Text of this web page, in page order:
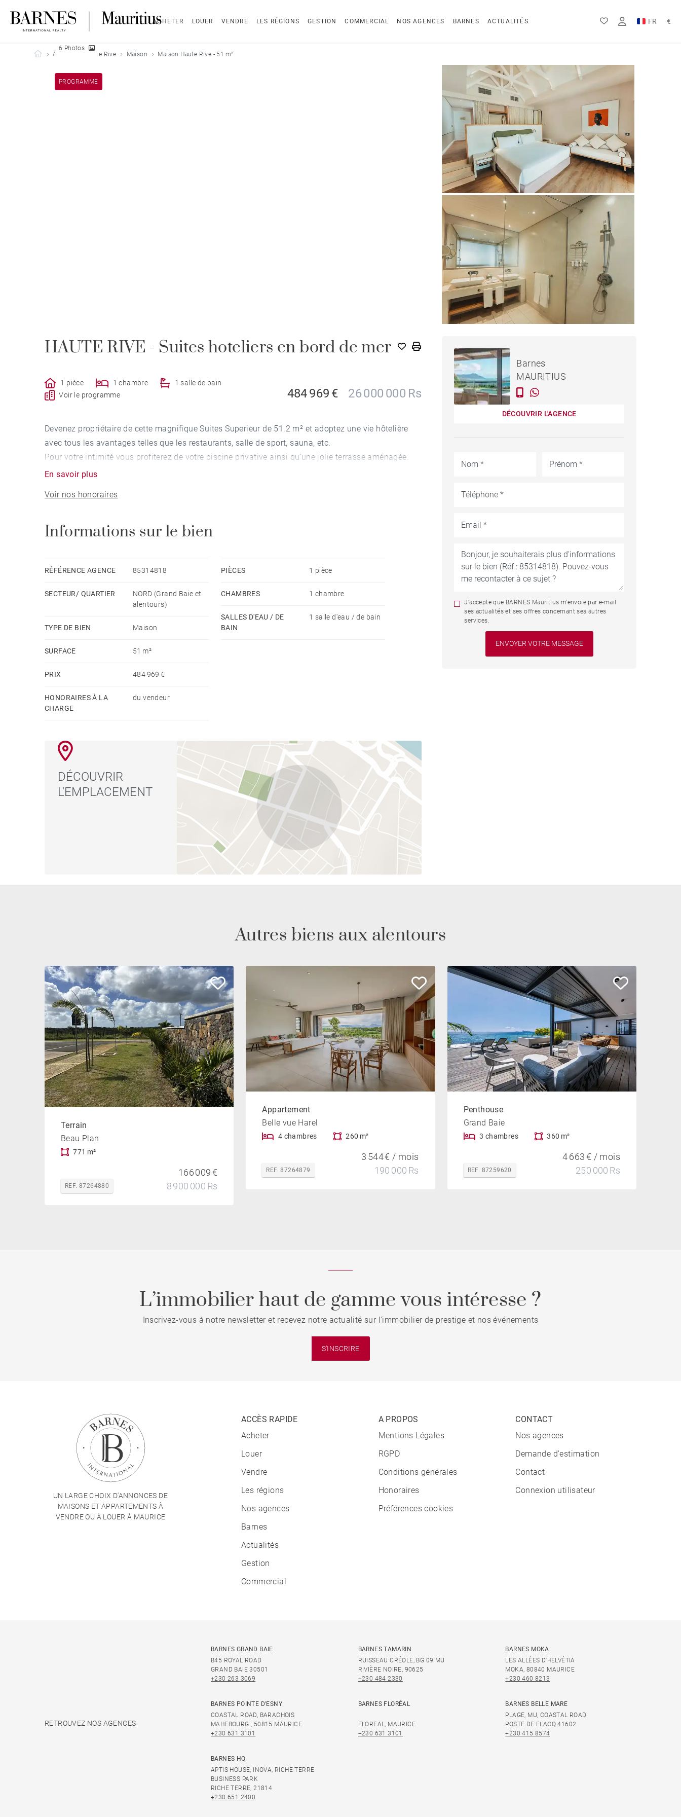
ACHETER LOUER VENDRE LES RÉGIONS GESTION COMMERCIAL NOS AGENCES BARNES ACTUALITÉS FR
EN
€
Rs
Barnes Mauritius
Acheter Haute Rive Maison Maison Haute Rive - 51 m²
PROGRAMME
6 Photos
HAUTE RIVE - Suites hoteliers en bord de mer
1 pièce 1 chambre
1 salle de bain
Voir le programme
484 969 € 26 000 000 Rs
Devenez propriétaire de cette magnifique Suites Superieur de 51.2 m² et adoptez une vie hôtelière
avec tous les avantages telles que les restaurants, salle de sport, sauna, etc.
Pour votre intimité vous profiterez de votre piscine privative ainsi qu’une jolie terrasse aménagée.
En savoir plus
Voir nos honoraires
Informations sur le bien
RÉFÉRENCE AGENCE 85314818
SECTEUR/ QUARTIER
NORD (Grand Baie et
alentours)
TYPE DE BIEN Maison
SURFACE 51 m²
PRIX 484 969 €
HONORAIRES À LA
CHARGE
du vendeur
PIÈCES 1 pièce
CHAMBRES 1 chambre
SALLES D'EAU / DE
BAIN
1 salle d'eau / de bain
DÉCOUVRIR
L'EMPLACEMENT
MAISON HAUTE RIVE - 51 M²
Barnes
MAURITIUS
DÉCOUVRIR L'AGENCE
J'accepte que BARNES Mauritius m'envoie par e-mail
ses actualités et ses offres concernant ses autres
services.
Autres biens aux alentours
Terrain
Beau Plan
771 m²
REF. 87264880
166 009 €
8 900 000 Rs
Appartement
Belle vue Harel
4 chambres 260 m²
REF. 87264879
3 544 € / mois
190 000 Rs
Penthouse
Grand Baie
3 chambres 360 m²
REF. 87259620
4 663 € / mois
250 000 Rs
L’immobilier haut de gamme vous intéresse ?
Inscrivez-vous à notre newsletter et recevez notre actualité sur l'immobilier de prestige et nos événements
S'INSCRIRE
UN LARGE CHOIX D'ANNONCES DE
MAISONS ET APPARTEMENTS À
VENDRE OU À LOUER À MAURICE
ACCÈS RAPIDE
Acheter
Louer
Vendre
Les régions
Nos agences
Barnes
Actualités
Gestion
Commercial
A PROPOS
Mentions Légales
RGPD
Conditions générales
Honoraires
Préférences cookies
CONTACT
Nos agences
Demande d'estimation
Contact
Connexion utilisateur
RETROUVEZ NOS AGENCES
BARNES GRAND BAIE
B45 ROYAL ROAD
GRAND BAIE 30501
+230 263 3069
BARNES TAMARIN
RUISSEAU CRÉOLE, BG 09 MU
RIVIÈRE NOIRE, 90625
+230 484 2330
BARNES MOKA
LES ALLÉES D'HELVÉTIA
MOKA, 80840 MAURICE
+230 460 8213
BARNES POINTE D'ESNY
COASTAL ROAD, BARACHOIS
MAHEBOURG , 50815 MAURICE
+230 631 3101
BARNES FLORÉAL
FLOREAL, MAURICE
+230 631 3101
BARNES BELLE MARE
PLAGE, MU, COASTAL ROAD
POSTE DE FLACQ 41602
+230 415 8574
BARNES HQ
APTIS HOUSE, INOVA, RICHE TERRE
BUSINESS PARK
RICHE TERRE, 21814
+230 651 2400